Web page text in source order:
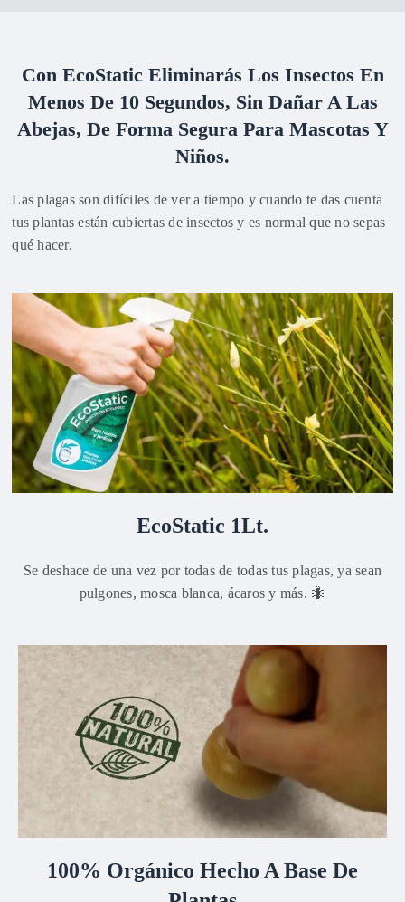
Con EcoStatic Eliminarás Los Insectos En
Menos De 10 Segundos, Sin Dañar A Las
Abejas, De Forma Segura Para Mascotas Y
Niños.
Las plagas son difíciles de ver a tiempo y cuando te das cuenta
tus plantas están cubiertas de insectos y es normal que no sepas
qué hacer.
EcoStatic 1Lt.
Se deshace de una vez por todas de todas tus plagas, ya sean
pulgones, mosca blanca, ácaros y más. 🐜
100% Orgánico Hecho A Base De